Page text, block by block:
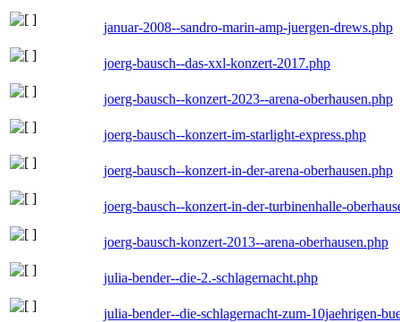
januar-2008--sandro-marin-amp-juergen-drews.php
joerg-bausch--das-xxl-konzert-2017.php
joerg-bausch--konzert-2023--arena-oberhausen.php
joerg-bausch--konzert-im-starlight-express.php
joerg-bausch--konzert-in-der-arena-oberhausen.php
joerg-bausch--konzert-in-der-turbinenhalle-
joerg-bausch-konzert-2013--arena-oberhausen.php
julia-bender--die-2.-schlagernacht.php
julia-bender--die-schlagernacht-zum-10jaehrigen-